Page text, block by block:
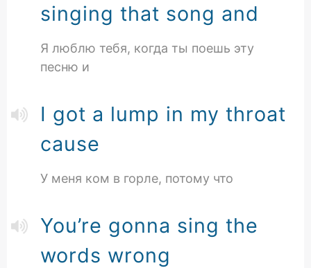
singing that song and
Я люблю тебя, когда ты поешь эту
песню и
I got a lump in my throat
cause
У меня ком в горле, потому что
You’re gonna sing the
words wrong